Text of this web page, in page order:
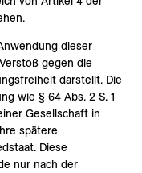
dieser
gegen die
darstellt. Die
wie § 64 Abs. 2 S. 1
Gesellschaft in
spätere
Diese
nur nach der